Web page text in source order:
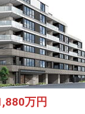
万円